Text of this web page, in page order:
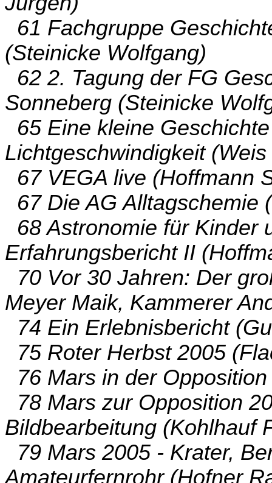
61 Fachgruppe
(Steinicke Wolfgang)
62 2. Tagung der FG
Sonneberg (Steinicke
65 Eine kleine
Lichtgeschwindigkeit
67 VEGA live (Hoffmann
67 Die AG Alltagschemie
68 Astronomie für Kinder
Erfahrungsbericht II
70 Vor 30 Jahren: Der
Meyer Maik, Kammerer
74 Ein Erlebnisbericht
75 Roter Herbst 2005
76 Mars in der
78 Mars zur Opposition
Bildbearbeitung (Kohlhauf
79 Mars 2005 - Krater,
Amateurfernrohr (Hofner